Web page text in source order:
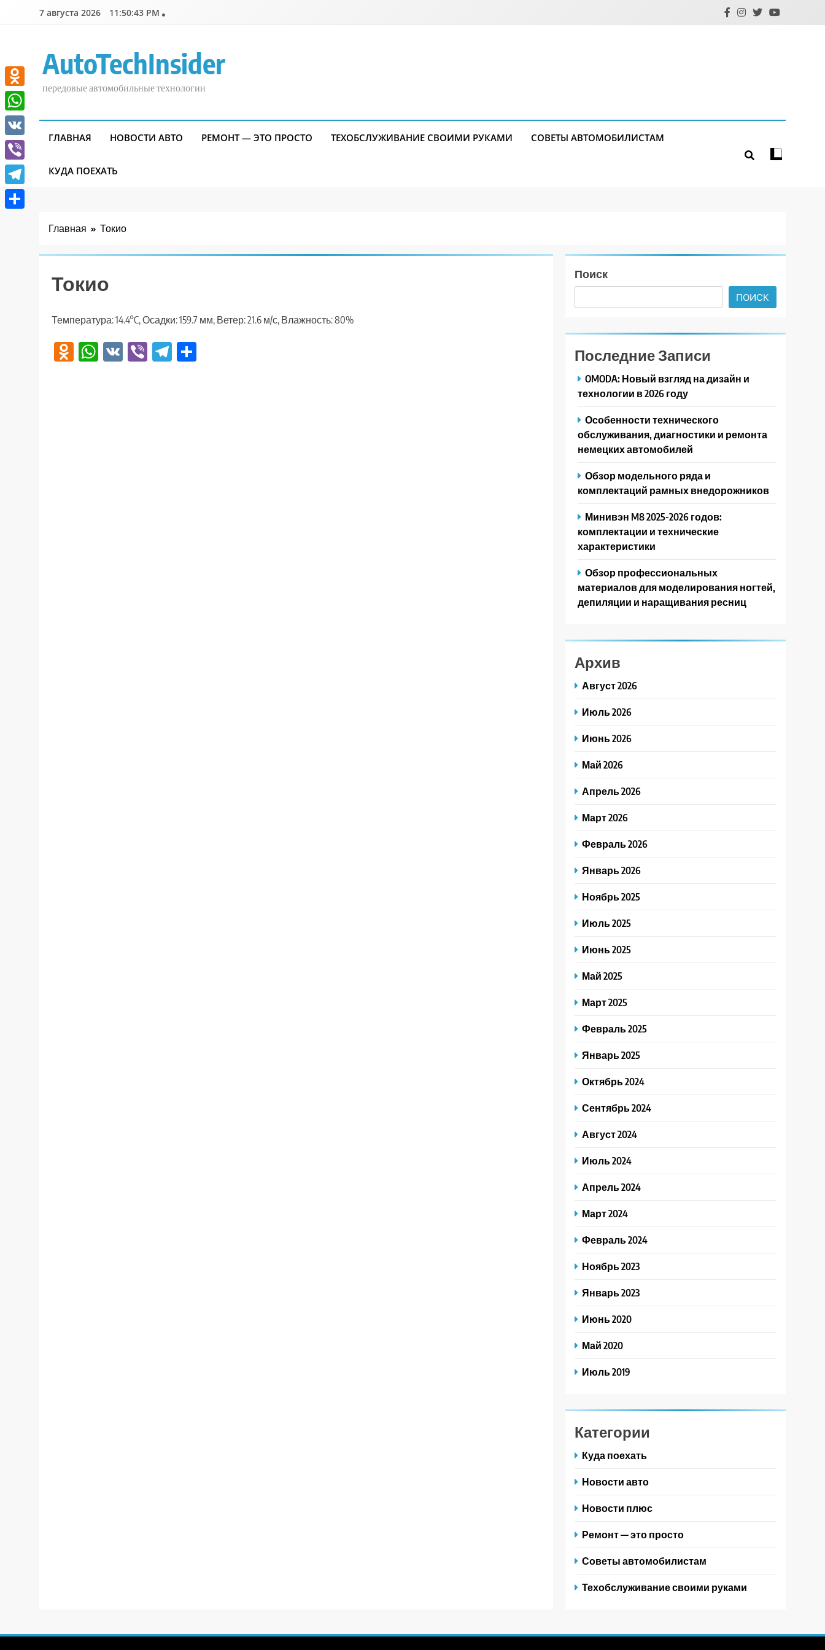
7 августа 2026 11:50:44 PM
AutoTechInsider
передовые автомобильные технологии
ГЛАВНАЯ НОВОСТИ АВТО РЕМОНТ — ЭТО ПРОСТО ТЕХОБСЛУЖИВАНИЕ СВОИМИ РУКАМИ СОВЕТЫ АВТОМОБИЛИСТАМ
КУДА ПОЕХАТЬ
Главная Токио
Токио
Температура: 14.4°C, Осадки: 159.7 мм, Ветер: 21.6 м/с, Влажность: 80%
Odnoklassniki
WhatsApp
VK ViberTelegram
Поиск
ПОИСК
Последние Записи
OMODA: Новый взгляд на дизайн и
технологии в 2026 году
Особенности технического
обслуживания, диагностики и ремонта
немецких автомобилей
Обзор модельного ряда и
комплектаций рамных внедорожников
Минивэн M8 2025-2026 годов:
комплектации и технические
характеристики
Обзор профессиональных
материалов для моделирования ногтей,
депиляции и наращивания ресниц
Архив
Август 2026
Июль 2026
Июнь 2026
Май 2026
Апрель 2026
Март 2026
Февраль 2026
Январь 2026
Ноябрь 2025
Июль 2025
Июнь 2025
Май 2025
Март 2025
Февраль 2025
Январь 2025
Октябрь 2024
Сентябрь 2024
Август 2024
Июль 2024
Апрель 2024
Март 2024
Февраль 2024
Ноябрь 2023
Январь 2023
Июнь 2020
Май 2020
Июль 2019
Категории
Куда поехать
Новости авто
Новости плюс
Ремонт — это просто
Советы автомобилистам
Техобслуживание своими руками
Odnoklassniki
WhatsApp
VK
Viber
Telegram